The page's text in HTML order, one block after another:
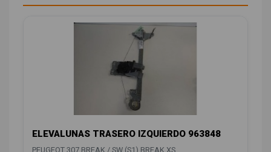
ELEVALUNAS TRASERO IZQUIERDO 963848
PEUGEOT 307 BREAK / SW (S1) BREAK XS